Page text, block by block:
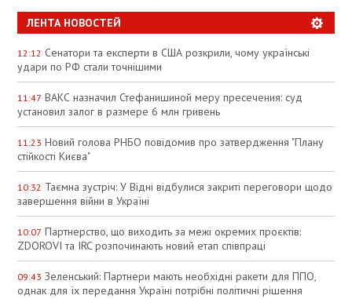
ЛЕНТА НОВОСТЕЙ
12:12 Сенатори та експерти в США розкрили, чому українські
удари по РФ стали точнішими
11:47 ВАКС назначил Стефанишиной меру пресечения: суд
установил залог в размере 6 млн гривень
11:23 Новий голова РНБО повідомив про затвердження "Плану
стійкості Києва"
10:32 Таємна зустріч: У Відні відбулися закриті переговори щодо
завершення війни в Україні
10:07 Партнерство, що виходить за межі окремих проєктів:
ZDOROVI та IRC розпочинають новий етап співпраці
09:43 Зеленський: Партнери мають необхідні ракети для ППО,
однак для їх передання Україні потрібні політичні рішення